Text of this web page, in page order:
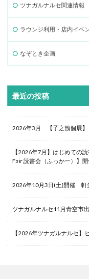
ツナガルナルセ関連情報
ラウンジ利用・店内イベ
なぞとき企画
最近の投稿
2026年3月 【子之籏個展】
【2026年7月】はじめての
Fair 読書会（ふっかー）】
2026年10月3日(土)開催 軒
ツナガルナルセ11月青空市
【2026年ツナガルナルセ